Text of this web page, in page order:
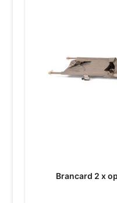
Brancard 2 x